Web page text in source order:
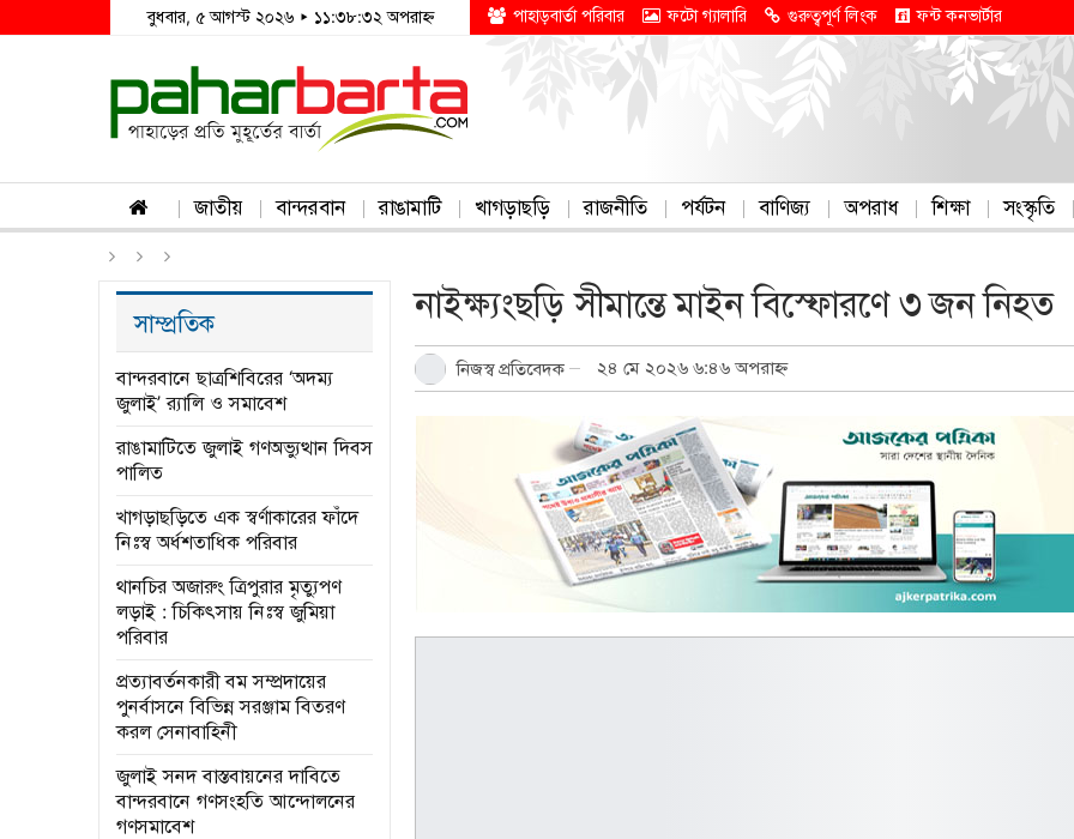
বুধবার, ৫ আগস্ট ২০২৬ ▸ ১১:৩৮:৩২ অপরাহ্ন পাহাড়বার্তা পরিবার ফটো গ্যালারি গুরুত্বপূর্ণ লিংক ফন্ট কনভার্টার
জাতীয় বান্দরবান রাঙামাটি খাগড়াছড়ি রাজনীতি পর্যটন বাণিজ্য অপরাধ শিক্ষা সংস্কৃতি
নাইক্ষ্যংছড়ি সীমান্তে মাইন বিস্ফোরণে ৩ জন নিহত
নিজস্ব প্রতিবেদক ২৪ মে ২০২৬ ৬:৪৬ অপরাহ্ন
সাম্প্রতিক
বান্দরবানে ছাত্রশিবিরের ‘অদম্য
জুলাই’ র‌্যালি ও সমাবেশ
রাঙামাটিতে জুলাই গণঅভ্যুত্থান দিবস
পালিত
খাগড়াছড়িতে এক স্বর্ণাকারের ফাঁদে
নিঃস্ব অর্ধশতাধিক পরিবার
থানচির অজারুং ত্রিপুরার মৃত্যুপণ
লড়াই : চিকিৎসায় নিঃস্ব জুমিয়া
পরিবার
প্রত্যাবর্তনকারী বম সম্প্রদায়ের
পুনর্বাসনে বিভিন্ন সরঞ্জাম বিতরণ
করল সেনাবাহিনী
জুলাই সনদ বাস্তবায়নের দাবিতে
বান্দরবানে গণসংহতি আন্দোলনের
গণসমাবেশ